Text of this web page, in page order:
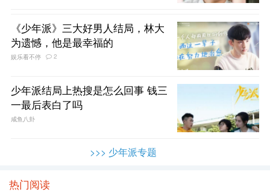
《少年派》三大好男人结局，林大
为遗憾，他是最幸福的
娱乐看不停 2
少年派结局上热搜是怎么回事 钱三
一最后表白了吗
咸鱼八卦
>>> 少年派专题
热门阅读